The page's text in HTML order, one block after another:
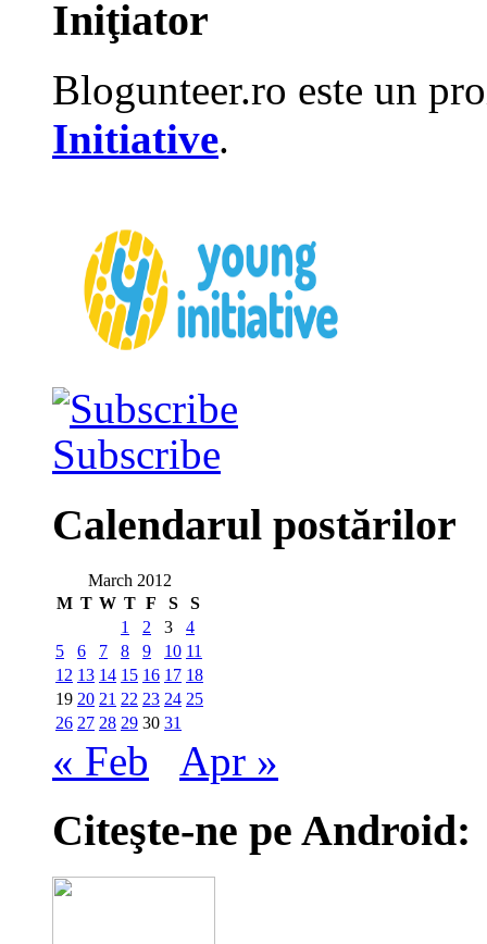
Iniţiator
Blogunteer.ro este un
Initiative.
Subscribe
Calendarul postărilor
March 2012
M T W T F S
S
1
2 3
4
5
6 7 8 9 10 11
12 13 14 15 16 17 18
19 20 21 22 23 24 25
26 27 28 29 30 31
« Feb Apr »
Citeşte-ne pe Android: